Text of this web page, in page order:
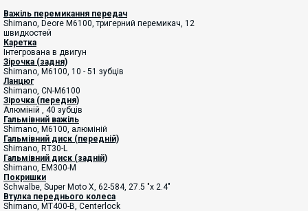
Важіль перемикання передач
Shimano, Deore M6100, тригерний перемикач, 12
швидкостей
Каретка
Інтегрована в двигун
Зірочка (задня)
Shimano, M6100, 10 - 51 зубців
Ланцюг
Shimano, CN-M6100
Зірочка (передня)
Алюміній , 40 зубців
Гальмівний важіль
Shimano, M6100, алюміній
Гальмівний диск (передній)
Shimano, RT30-L
Гальмівний диск (задній)
Shimano, EM300-M
Покришки
Schwalbe, Super Moto X, 62-584, 27.5 "x 2.4"
Втулка переднього колеса
Shimano, MT400-B, Centerlock